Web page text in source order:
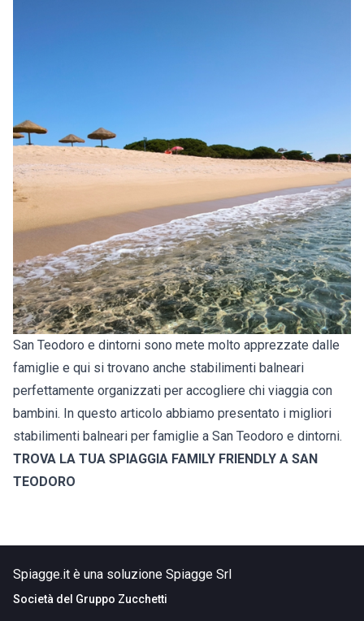
San Teodoro e dintorni sono mete molto apprezzate dalle
famiglie e qui si trovano anche stabilimenti balneari
perfettamente organizzati per accogliere chi viaggia con
bambini. In questo articolo abbiamo presentato i migliori
stabilimenti balneari per famiglie a San Teodoro e dintorni.
TROVA LA TUA SPIAGGIA FAMILY FRIENDLY A SAN
TEODORO
Spiagge.it è una soluzione Spiagge Srl
Società del Gruppo Zucchetti